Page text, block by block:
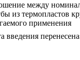
между
из термопластов
применения
введения